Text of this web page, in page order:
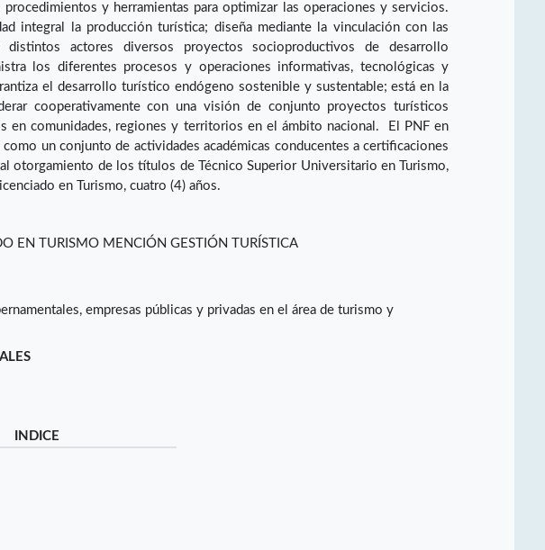
procedimientos y herramientas para optimizar las operaciones y servicios.
integral la producción turística; diseña mediante la vinculación con las
distintos actores diversos proyectos socioproductivos de desarrollo
los diferentes procesos y operaciones informativas, tecnológicas y
el desarrollo turístico endógeno sostenible y sustentable; está en la
cooperativamente con una visión de conjunto proyectos turísticos
en comunidades, regiones y territorios en el ámbito nacional. El PNF en
como un conjunto de actividades académicas conducentes a certificaciones
otorgamiento de los títulos de Técnico Superior Universitario en Turismo,
en Turismo, cuatro (4) años.
EN TURISMO MENCIÓN GESTIÓN TURÍSTICA
empresas públicas y privadas en el área de turismo y
INDICE